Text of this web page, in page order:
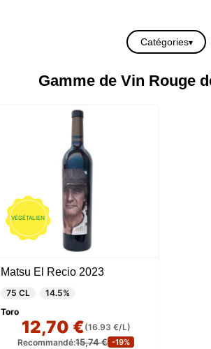
Catégories
Gamme de Vin Rouge
VÉGÉTALIEN
Matsu El Recio 2023
75 CL
14.5%
Toro
12,70 €(16.93 €/L)
Recommandé:15,74 € -19%